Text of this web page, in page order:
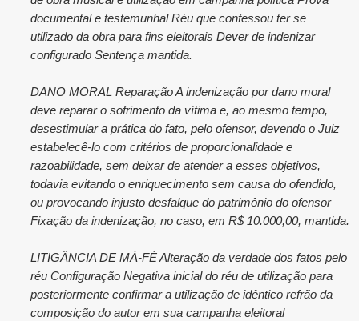
documental e testemunhal Réu que confessou ter se
utilizado da obra para fins eleitorais Dever de indenizar
configurado Sentença mantida.
DANO MORAL Reparação A indenização por dano moral
deve reparar o sofrimento da vítima e, ao mesmo tempo,
desestimular a prática do fato, pelo ofensor, devendo o Juiz
estabelecê-lo com critérios de proporcionalidade e
razoabilidade, sem deixar de atender a esses objetivos,
todavia evitando o enriquecimento sem causa do ofendido,
ou provocando injusto desfalque do patrimônio do ofensor
Fixação da indenização, no caso, em R$ 10.000,00, mantida.
LITIGÂNCIA DE MÁ-FÉ Alteração da verdade dos fatos pelo
réu Configuração Negativa inicial do réu de utilização para
posteriormente confirmar a utilização de idêntico refrão da
composição do autor em sua campanha eleitoral